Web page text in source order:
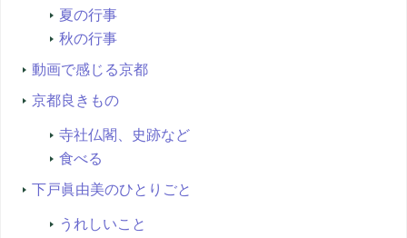
夏の行事
秋の行事
動画で感じる京都
京都良きもの
寺社仏閣、史跡など
食べる
下戸眞由美のひとりごと
うれしいこと